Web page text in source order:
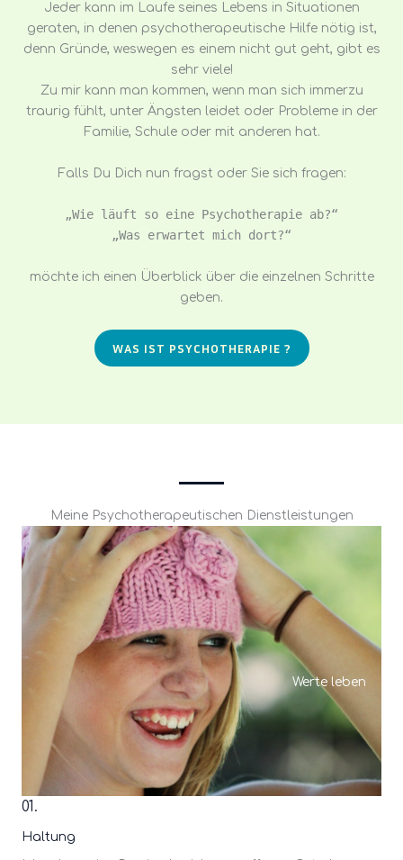
Jeder kann im Laufe seines Lebens in Situationen
geraten, in denen psychotherapeutische Hilfe nötig ist,
denn Gründe, weswegen es einem nicht gut geht, gibt es
sehr viele!
Zu mir kann man kommen, wenn man sich immerzu
traurig fühlt, unter Ängsten leidet oder Probleme in der
Familie, Schule oder mit anderen hat.
Falls Du Dich nun fragst oder Sie sich fragen:
„Wie läuft so eine Psychotherapie ab?“
„Was erwartet mich dort?“
möchte ich einen Überblick über die einzelnen Schritte
geben.
WAS IST PSYCHOTHERAPIE ?
Meine Psychotherapeutischen Dienstleistungen
Werte leben
01.
Haltung